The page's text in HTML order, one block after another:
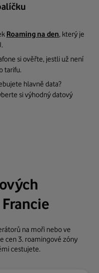
Roaming na den, který je
si ověřte, jestli už není
tarifu.
hlavně data?
si výhodný datový
na moři nebo ve
cen 3. roamingové zóny
cestujete.